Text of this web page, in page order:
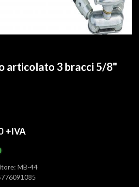
articolato 3 bracci 5/8"
+IVA
MB-44